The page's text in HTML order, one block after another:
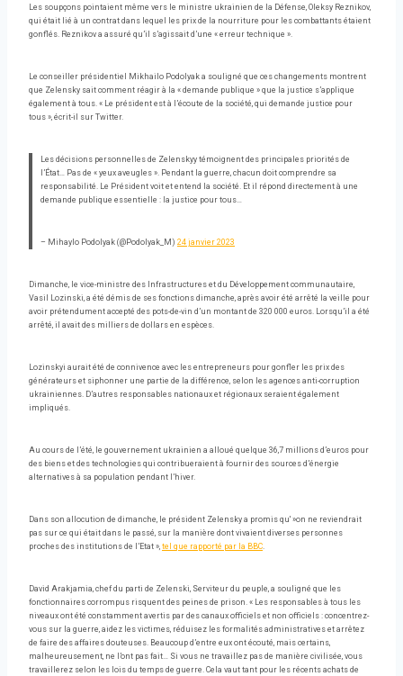
Les soupçons pointaient même vers le ministre ukrainien de la Défense, Oleksy Reznikov,
qui était lié à un contrat dans lequel les prix de la nourriture pour les combattants étaient
gonflés. Reznikov a assuré qu’il s’agissait d’une « erreur technique ».
Le conseiller présidentiel Mikhailo Podolyak a souligné que ces changements montrent
que Zelensky sait comment réagir à la « demande publique » que la justice s’applique
également à tous. « Le président est à l’écoute de la société, qui demande justice pour
tous », écrit-il sur Twitter.
Les décisions personnelles de Zelenskyy témoignent des principales priorités de
l’État… Pas de « yeux aveugles ». Pendant la guerre, chacun doit comprendre sa
responsabilité. Le Président voit et entend la société. Et il répond directement à une
demande publique essentielle : la justice pour tous…
– Mihaylo Podolyak (@Podolyak_M) 24 janvier 2023
Dimanche, le vice-ministre des Infrastructures et du Développement communautaire,
Vasil Lozinski, a été démis de ses fonctions dimanche, après avoir été arrêté la veille pour
avoir prétendument accepté des pots-de-vin d’un montant de 320 000 euros. Lorsqu’il a été
arrêté, il avait des milliers de dollars en espèces.
Lozinskyi aurait été de connivence avec les entrepreneurs pour gonfler les prix des
générateurs et siphonner une partie de la différence, selon les agences anti-corruption
ukrainiennes. D’autres responsables nationaux et régionaux seraient également
impliqués.
Au cours de l’été, le gouvernement ukrainien a alloué quelque 36,7 millions d’euros pour
des biens et des technologies qui contribueraient à fournir des sources d’énergie
alternatives à sa population pendant l’hiver.
Dans son allocution de dimanche, le président Zelensky a promis qu' »on ne reviendrait
pas sur ce qui était dans le passé, sur la manière dont vivaient diverses personnes
proches des institutions de l’Etat », tel que rapporté par la BBC.
David Arakjamia, chef du parti de Zelenski, Serviteur du peuple, a souligné que les
fonctionnaires corrompus risquent des peines de prison. « Les responsables à tous les
niveaux ont été constamment avertis par des canaux officiels et non officiels : concentrez-
vous sur la guerre, aidez les victimes, réduisez les formalités administratives et arrêtez
de faire des affaires douteuses. Beaucoup d’entre eux ont écouté, mais certains,
malheureusement, ne l’ont pas fait… Si vous ne travaillez pas de manière civilisée, vous
travaillerez selon les lois du temps de guerre. Cela vaut tant pour les récents achats de